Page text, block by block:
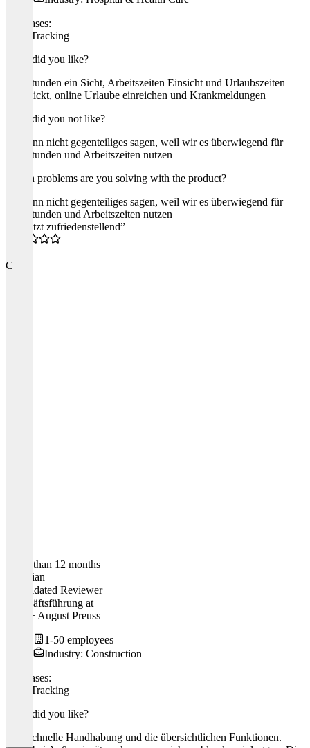
Use cases:
Time Tracking
What did you like?
Überstunden ein Sicht, Arbeitszeiten Einsicht und Urlaubszeiten
überblickt, online Urlaube einreichen und Krankmeldungen
What did you not like?
Ich kann nicht gegenteiliges sagen, weil wir es überwiegend für
Überstunden und Arbeitszeiten nutzen
Which problems are you solving with the product?
Ich kann nicht gegenteiliges sagen, weil wir es überwiegend für
Überstunden und Arbeitszeiten nutzen
“bis jetzt zufriedenstellend”
C
Older than 12 months
Christian
Validated Reviewer
Geschäftsführung at
SUS + August Preuss
1-50 employees
Industry: Construction
Use cases:
Time Tracking
What did you like?
- die schnelle Handhabung und die übersichtlichen Funktionen.